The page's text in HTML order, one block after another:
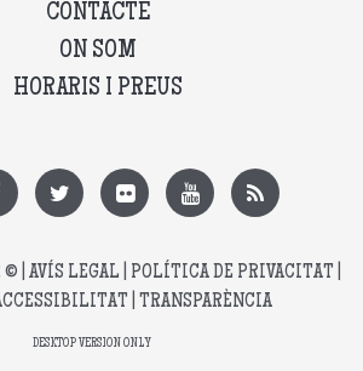
CONTACTE
ON SOM
HORARIS I PREUS
© | AVÍS LEGAL POLÍTICA DE PRIVACITAT
TRANSPARÈNCIA
DESKTOP VERSION ONLY